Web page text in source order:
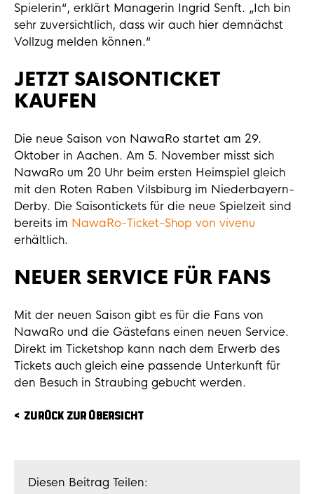
Spielerin“, erklärt Managerin Ingrid Senft. „Ich bin
sehr zuversichtlich, dass wir auch hier demnächst
Vollzug melden können.“
JETZT SAISONTICKET
KAUFEN
Die neue Saison von NawaRo startet am 29.
Oktober in Aachen. Am 5. November misst sich
NawaRo um 20 Uhr beim ersten Heimspiel gleich
mit den Roten Raben Vilsbiburg im Niederbayern-
Derby. Die Saisontickets für die neue Spielzeit sind
bereits im NawaRo-Ticket-Shop von vivenu
erhältlich.
NEUER SERVICE FÜR FANS
Mit der neuen Saison gibt es für die Fans von
NawaRo und die Gästefans einen neuen Service.
Direkt im Ticketshop kann nach dem Erwerb des
Tickets auch gleich eine passende Unterkunft für
den Besuch in Straubing gebucht werden.
ZURÜCK ZUR ÜBERSICHT
Diesen Beitrag Teilen: